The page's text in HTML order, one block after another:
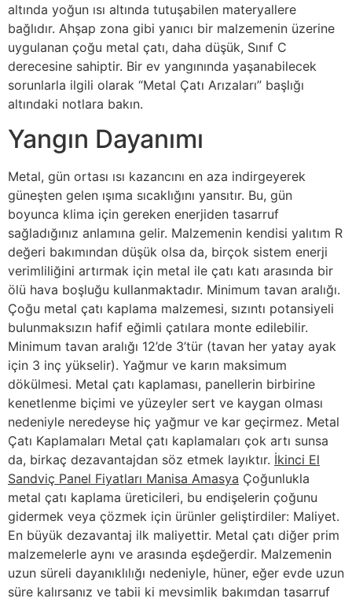
altında yoğun ısı altında tutuşabilen materyallere
bağlıdır. Ahşap zona gibi yanıcı bir malzemenin üzerine
uygulanan çoğu metal çatı, daha düşük, Sınıf C
derecesine sahiptir. Bir ev yangınında yaşanabilecek
sorunlarla ilgili olarak “Metal Çatı Arızaları” başlığı
altındaki notlara bakın.
Yangın Dayanımı
Metal, gün ortası ısı kazancını en aza indirgeyerek
güneşten gelen ışıma sıcaklığını yansıtır. Bu, gün
boyunca klima için gereken enerjiden tasarruf
sağladığınız anlamına gelir. Malzemenin kendisi yalıtım R
değeri bakımından düşük olsa da, birçok sistem enerji
verimliliğini artırmak için metal ile çatı katı arasında bir
ölü hava boşluğu kullanmaktadır. Minimum tavan aralığı.
Çoğu metal çatı kaplama malzemesi, sızıntı potansiyeli
bulunmaksızın hafif eğimli çatılara monte edilebilir.
Minimum tavan aralığı 12’de 3’tür (tavan her yatay ayak
için 3 inç yükselir). Yağmur ve karın maksimum
dökülmesi. Metal çatı kaplaması, panellerin birbirine
kenetlenme biçimi ve yüzeyler sert ve kaygan olması
nedeniyle neredeyse hiç yağmur ve kar geçirmez. Metal
Çatı Kaplamaları Metal çatı kaplamaları çok artı sunsa
da, birkaç dezavantajdan söz etmek layıktır. İkinci El
Sandviç Panel Fiyatları Manisa Amasya Çoğunlukla
metal çatı kaplama üreticileri, bu endişelerin çoğunu
gidermek veya çözmek için ürünler geliştirdiler: Maliyet.
En büyük dezavantaj ilk maliyettir. Metal çatı diğer prim
malzemelerle aynı ve arasında eşdeğerdir. Malzemenin
uzun süreli dayanıklılığı nedeniyle, hüner, eğer evde uzun
süre kalırsanız ve tabii ki mevsimlik bakımdan tasarruf